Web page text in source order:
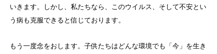
いきます。しかし、私たちなら、このウイルス、そして不安とい
う病も克服できると信じております。
もう一度念をおします。子供たちはどんな環境でも「今」を生き